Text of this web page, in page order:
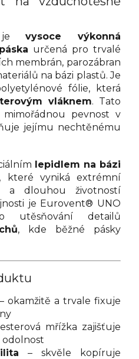
vysoce výkonná
určená pro trvalé
membrán, parozábran
na bázi plastů. Je
fólie, která
vláknem. Tato
mimořádnou pevnost v
jejímu nechtěnému
lepidlem na bázi
, které vyniká extrémní
a dlouhou životností
je Eurovent® UNO
utěsňování detailů
, kde běžné pásky
– okamžitě a trvale fixuje
mřížka zajišťuje
odolnost
– skvěle kopíruje